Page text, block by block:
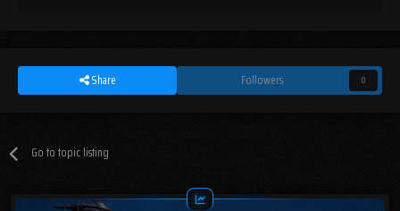
Share Followers 0
Go to topic listing